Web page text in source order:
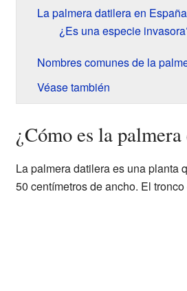
La palmera datilera en España
¿Es una especie
Nombres comunes de la
Véase también
¿Cómo es la
La palmera datilera es una planta
50 centímetros de ancho. El